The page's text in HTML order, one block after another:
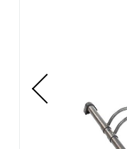
de
tels